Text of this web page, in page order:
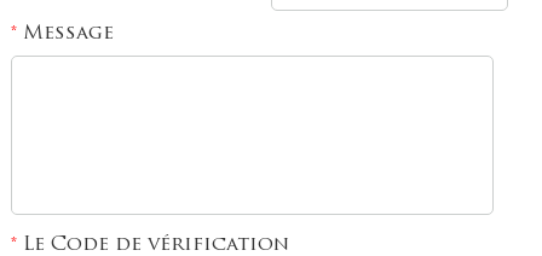
*Message
*Le Code de vérification